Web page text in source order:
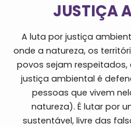
JUSTIÇA
A luta por justiça
onde a natureza, os
povos sejam respeitados,
justiça ambiental é
pessoas que vivem
natureza). É lutar por
sustentável, livre das